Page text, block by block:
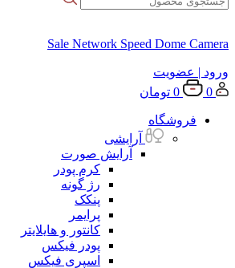
Sale Network Speed Dome Camera
ورود | عضویت
0
0 تومان
فروشگاه
آرایشی
آرایش صورت
کرم پودر
رژ گونه
پنکک
پرایمر
کانتور و هایلایتر
پودر فیکس
اسپری فیکس